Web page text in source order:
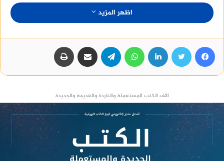
اظهر المزيد
آلاف الكتب المستعملة والناردة والقديمة والجديدة